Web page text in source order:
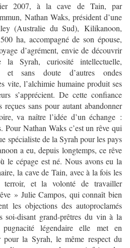
2007, à la cave de Tain, par
Nathan Waks, président d’une
(Australie du Sud), Kilikanoon,
ha, accompagné de son épouse,
d’agrément, envie de découvrir
la Syrah, curiosité intellectuelle,
et sans doute d’autres ondes
vite, l’alchimie humaine produit ses
s’apprécient. De cette confiance
sans pour autant abandonner
va naître l’idée d’un échange :
Pour Nathan Waks c’est un rêve qui
spécialiste de la Syrah pour les pays
a eu, depuis longtemps, ce rêve
le cépage est né. Nous avons eu la
la cave de Tain, avec à la fois les
terroir, et la volonté de travailler
» Julie Campos, qui connaît bien
les objections des autoproclamés
soi-disant grand-prêtres du vin à la
légendaire elle met en
la Syrah, le même respect du